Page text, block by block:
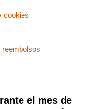
cookies
reembolsos
el mes de